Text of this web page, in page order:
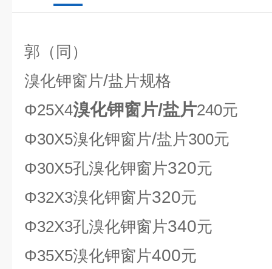
郭（同）
溴化钾窗片/盐片规格
Φ25Χ4溴化钾窗片/盐片240元
Φ30Χ5溴化钾窗片/盐片300元
Φ30Χ5孔溴化钾窗片320元
Φ32Х3溴化钾窗片320元
Φ32Х3孔溴化钾窗片340元
Φ35Х5溴化钾窗片400元